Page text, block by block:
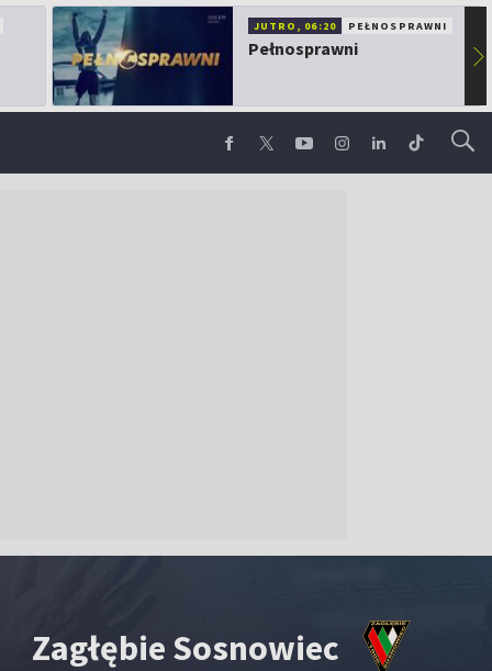
JUTRO, 06:20 PEŁNOSPRAWNI
Pełnosprawni ▶
Zagłębie Sosnowiec